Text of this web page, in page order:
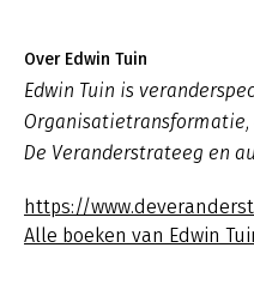
Over Edwin Tuin
Edwin Tuin is
De Veranderstrateeg en
https://
Alle boeken van Edwin